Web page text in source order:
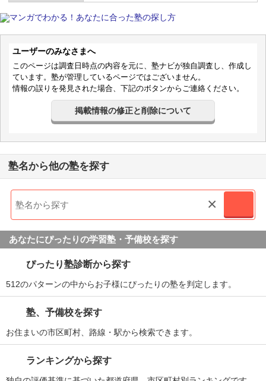
ユーザーのみなさまへ
このページは調査日時点の内容を元に、塾ナビが独自調査し、作成し
ています。塾が管理しているページではございません。
情報の誤りを発見された場合、下記のボタンからご連絡ください。
掲載情報の修正と削除について
塾名から他の塾を探す
×
あなたにぴったりの学習塾・予備校を探す
ぴったり塾診断から探す
512のパターンの中からお子様にぴったりの塾を判定します。
塾、予備校を探す
お住まいの市区町村、路線・駅から検索できます。
ランキングから探す